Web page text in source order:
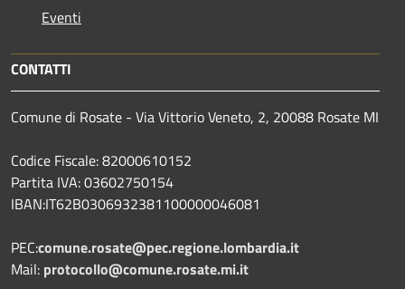
Eventi
CONTATTI
Comune di Rosate - Via Vittorio Veneto, 2, 20088 Rosate MI
Codice Fiscale: 82000610152
Partita IVA: 03602750154
IBAN:IT62B0306932381100000046081
PEC:comune.rosate@pec.regione.lombardia.it
Mail: protocollo@comune.rosate.mi.it